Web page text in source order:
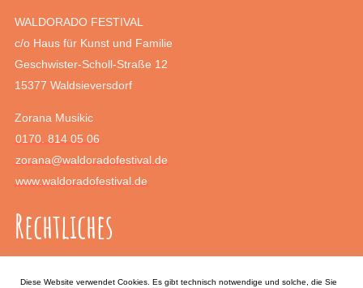
WALDORADO FESTIVAL
c/o Haus für Kunst und Familie
Geschwister-Scholl-Straße 12
15377 Waldsieversdorf
Zorana Musikic
0170. 814 05 06
zorana@waldoradofestival.de
www.waldoradofestival.de
Rechtliches
Diese Website verwendet Cookies. Es gibt technisch notwendige und solche, die Sie